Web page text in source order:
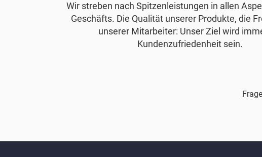
Wir streben nach Spitzenleistungen in allen
Geschäfts. Die Qualität unserer Produkte, die
unserer Mitarbeiter: Unser Ziel wird
Kundenzufriedenheit sein.